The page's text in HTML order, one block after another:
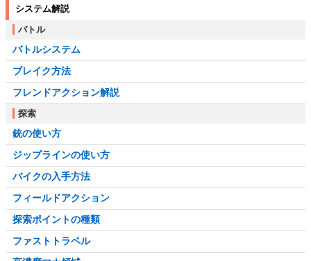
システム解説
バトル
バトルシステム
ブレイク方法
フレンドアクション解説
探索
銃の使い方
ジップラインの使い方
バイクの入手方法
フィールドアクション
探索ポイントの種類
ファストトラベル